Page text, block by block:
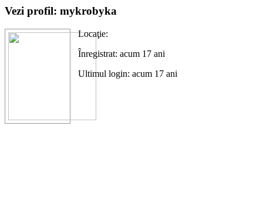
Vezi profil: mykrobyka
Locaţie:
Înregistrat: acum 17 ani
Ultimul login: acum 17 ani